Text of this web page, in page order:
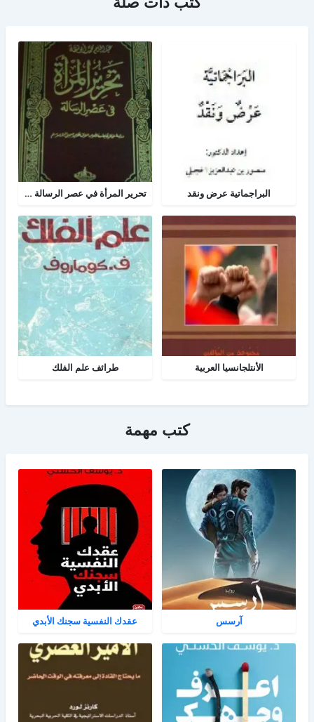
البراجماتية عرض ونقد تحرير المرأة في عصر الرسالة جــ 2
الأنتلجانسيا العربية طرائف علم الفلك
كتب مهمة
آرسس عقدك النفسية سجنك الأبدي